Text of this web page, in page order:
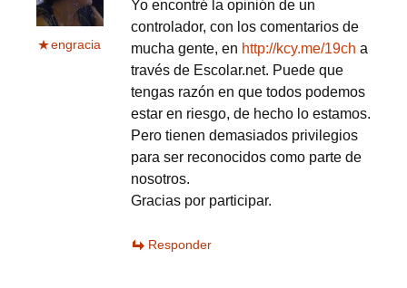
engracia
Yo encontré la opinión de un
controlador, con los comentarios de
mucha gente, en http://kcy.me/19ch a
través de Escolar.net. Puede que
tengas razón en que todos podemos
estar en riesgo, de hecho lo estamos.
Pero tienen demasiados privilegios
para ser reconocidos como parte de
nosotros.
Gracias por participar.
Responder